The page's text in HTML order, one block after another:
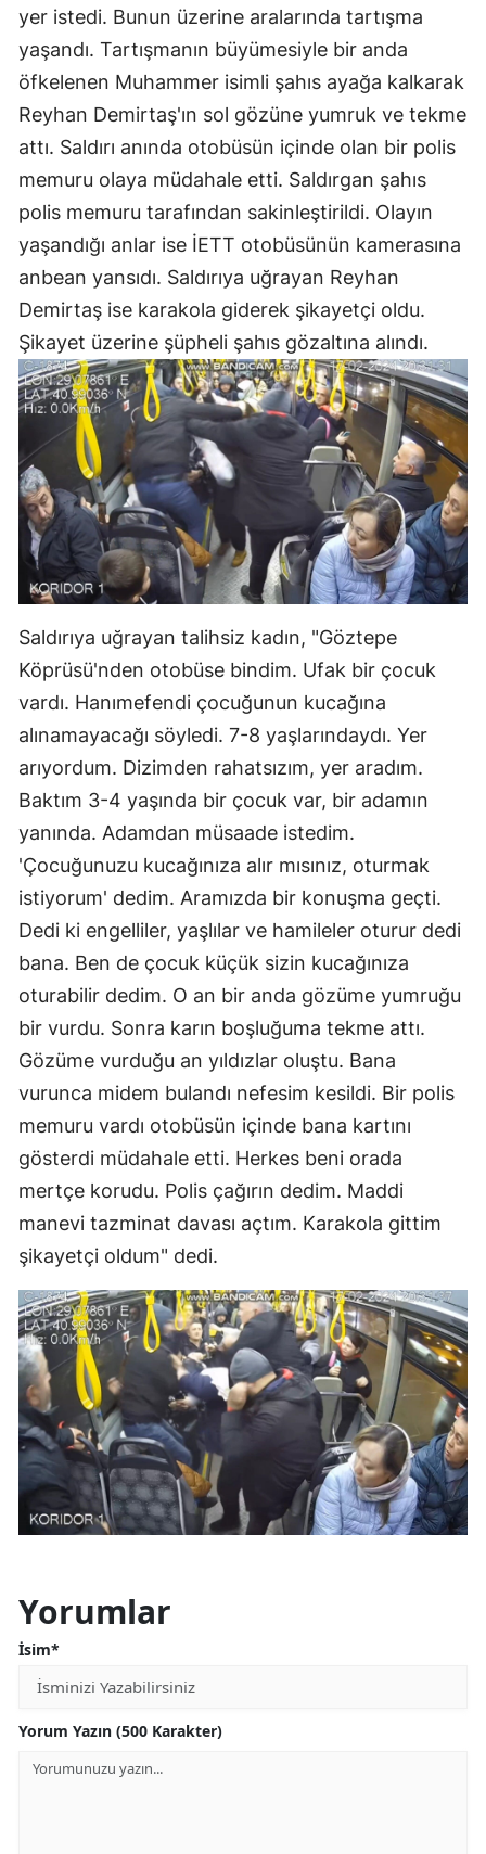
yer istedi. Bunun üzerine aralarında tartışma
yaşandı. Tartışmanın büyümesiyle bir anda
öfkelenen Muhammer isimli şahıs ayağa kalkarak
Reyhan Demirtaş'ın sol gözüne yumruk ve tekme
attı. Saldırı anında otobüsün içinde olan bir polis
memuru olaya müdahale etti. Saldırgan şahıs
polis memuru tarafından sakinleştirildi. Olayın
yaşandığı anlar ise İETT otobüsünün kamerasına
anbean yansıdı. Saldırıya uğrayan Reyhan
Demirtaş ise karakola giderek şikayetçi oldu.
Şikayet üzerine şüpheli şahıs gözaltına alındı.
Saldırıya uğrayan talihsiz kadın, "Göztepe
Köprüsü'nden otobüse bindim. Ufak bir çocuk
vardı. Hanımefendi çocuğunun kucağına
alınamayacağı söyledi. 7-8 yaşlarındaydı. Yer
arıyordum. Dizimden rahatsızım, yer aradım.
Baktım 3-4 yaşında bir çocuk var, bir adamın
yanında. Adamdan müsaade istedim.
'Çocuğunuzu kucağınıza alır mısınız, oturmak
istiyorum' dedim. Aramızda bir konuşma geçti.
Dedi ki engelliler, yaşlılar ve hamileler oturur dedi
bana. Ben de çocuk küçük sizin kucağınıza
oturabilir dedim. O an bir anda gözüme yumruğu
bir vurdu. Sonra karın boşluğuma tekme attı.
Gözüme vurduğu an yıldızlar oluştu. Bana
vurunca midem bulandı nefesim kesildi. Bir polis
memuru vardı otobüsün içinde bana kartını
gösterdi müdahale etti. Herkes beni orada
mertçe korudu. Polis çağırın dedim. Maddi
manevi tazminat davası açtım. Karakola gittim
şikayetçi oldum" dedi.
Yorumlar
İsim*
Yorum Yazın (500 Karakter)